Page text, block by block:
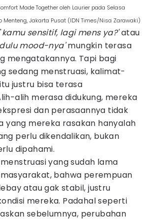
Made Together oleh Laurier pada Selasa
Menteng, Jakarta Pusat (IDN Times/Nisa Zarawaki)
kamu sensitif, lagi mens ya?'atau
mood-nya'mungkin terasa
mengatakannya. Tapi bagi
sedang menstruasi, kalimat-
justru bisa terasa
alih merasa didukung, mereka
dan perasaannya tidak
yang mereka rasakan hanyalah
perlu dikendalikan, bukan
dipahami.
yang sudah lama
bahwa perempuan
atau gak stabil, justru
mereka. Padahal seperti
sebelumnya, perubahan